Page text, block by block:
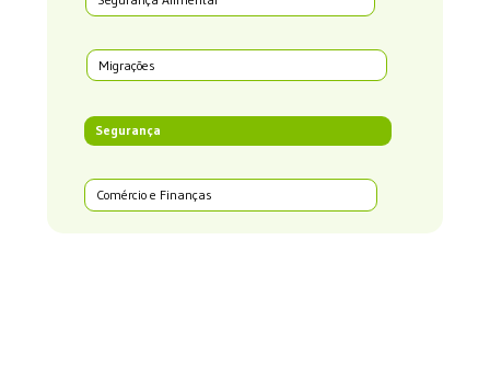
Migrações
Segurança
Comércio e Finanças